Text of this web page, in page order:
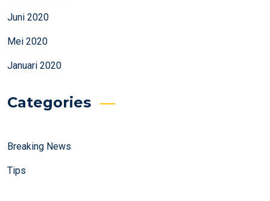
Juni 2020
Mei 2020
Januari 2020
Categories
Breaking News
Tips